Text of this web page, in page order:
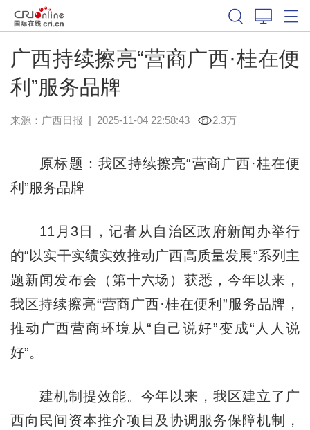
广西持续擦亮“营商广西·桂在便
利”服务品牌
来源： 广西日报 | 2025-11-04 22:58:43 2.3万
原标题：我区持续擦亮“营商广西·桂在便
利”服务品牌
11月3日，记者从自治区政府新闻办举行
的“以实干实绩实效推动广西高质量发展”系列主
题新闻发布会（第十六场）获悉，今年以来，
我区持续擦亮“营商广西·桂在便利”服务品牌，
推动广西营商环境从“自己说好”变成“人人说
好”。
建机制提效能。今年以来，我区建立了广
西向民间资本推介项目及协调服务保障机制，